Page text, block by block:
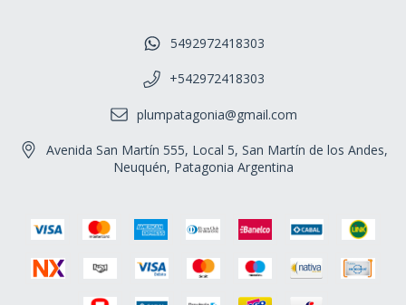
5492972418303
+542972418303
plumpatagonia@gmail.com
Avenida San Martín 555, Local 5, San Martín de los Andes,
Neuquén, Patagonia Argentina